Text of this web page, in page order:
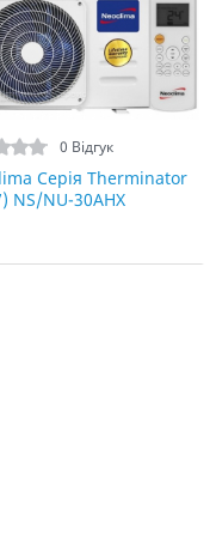
0 Відгук
Серія Therminator
NS/NU-30AHX